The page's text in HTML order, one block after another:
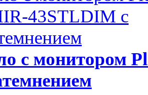
с монитором